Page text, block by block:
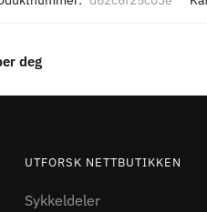
deg
UTFORSK NETTBUTIKKEN
Sykkeldeler